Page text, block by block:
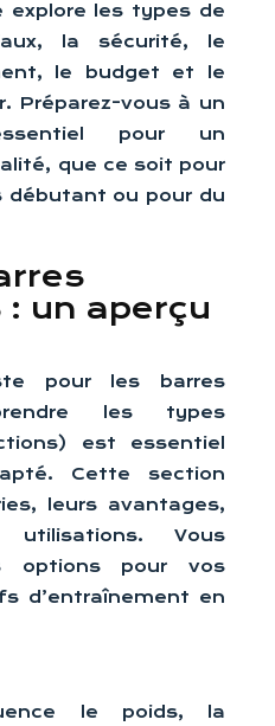
explore les types de
la sécurité, le
le budget et le
Préparez-vous à un
pour un
que ce soit pour
débutant ou pour du
: un aperçu
pour les barres
les types
est essentiel
Cette section
leurs avantages,
utilisations. Vous
options pour vos
d’entraînement en
le poids, la